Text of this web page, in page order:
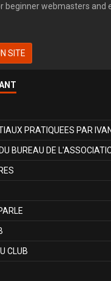
beginner webmasters and
SITE
PRATIQUEES PAR IVAN
BUREAU DE
CLUB